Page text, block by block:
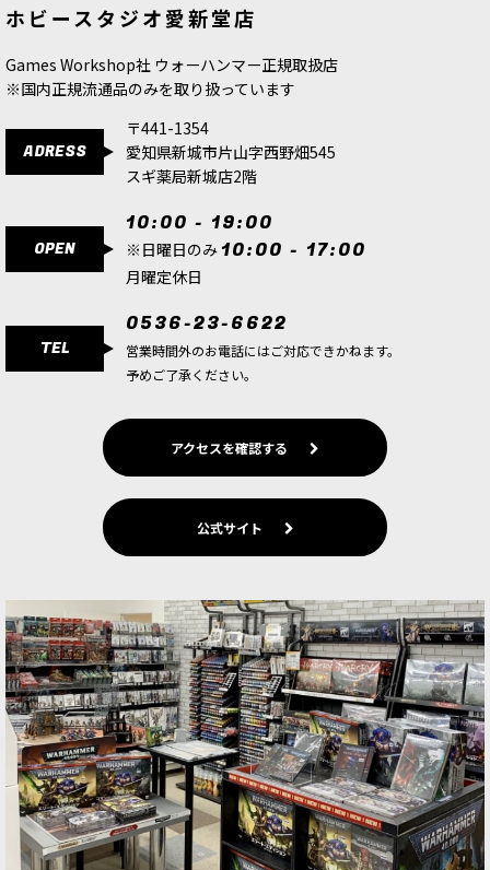
(ベース色) [77131]
ルド(ライト色)
ホビースタジオ愛新堂店
Games Workshop社 ウォーハンマー正規取扱店
※国内正規流通品のみを取り扱っています
ADRESS
〒441-1354
愛知県新城市片山字西野畑545
スギ薬局新城店2階
OPEN
10:00 - 19:00
※日曜日のみ 10:00 - 17:00
月曜定休日
TEL
0536-23-6622
営業時間外のお電話にはご対応できかねます。
予めご了承ください。
アクセスを確認する
公式サイト